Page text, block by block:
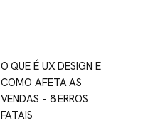
O QUE É UX DESIGN E
COMO AFETA AS
VENDAS – 8 ERROS
FATAIS